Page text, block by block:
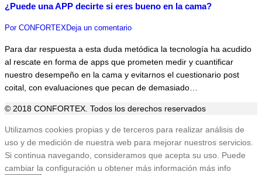
¿Puede una APP decirte si eres bueno en la cama?
Por CONFORTEXDeja un comentario
Para dar respuesta a esta duda metódica la tecnología ha acudido
al rescate en forma de apps que prometen medir y cuantificar
nuestro desempeño en la cama y evitarnos el cuestionario post
coital, con evaluaciones que pecan de demasiado…
© 2018 CONFORTEX. Todos los derechos reservados
Ir
a
Tienda
Utilizamos cookies propias y de terceros para realizar análisis de
uso y de medición de nuestra web para mejorar nuestros servicios.
Si continua navegando, consideramos que acepta su uso. Puede
cambiar la configuración u obtener más información más info